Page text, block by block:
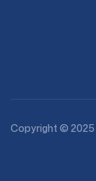
Copyright © 2025